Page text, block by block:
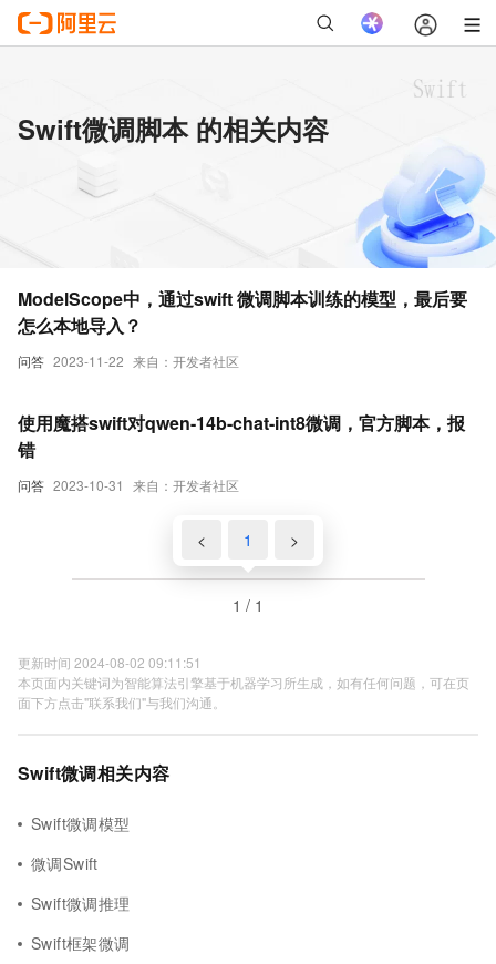
Swift微调脚本 的相关内容
问答 2023-11-22 来自：开发者社区
ModelScope中，通过swift 微调脚本训练的模型，最后要
怎么本地导入？
问答 2023-10-31 来自：开发者社区
使用魔搭swift对qwen-14b-chat-int8微调，官方脚本，报
错
< 1 >
1 / 1
更新时间 2024-08-02 09:11:51
本页面内关键词为智能算法引擎基于机器学习所生成，如有任何问题，可在页
面下方点击"联系我们"与我们沟通。
Swift微调相关内容
Swift微调模型
微调Swift
Swift微调推理
Swift框架微调